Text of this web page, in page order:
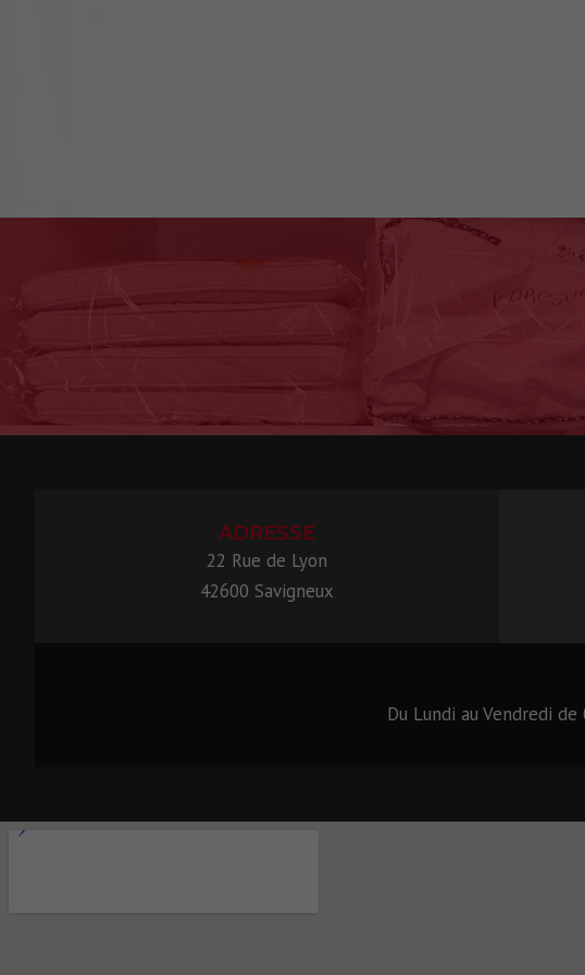
ADRESSE
22 Rue de Lyon
42600 Savigneux
Du Lundi au Vendredi